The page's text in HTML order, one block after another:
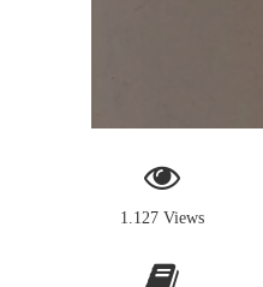
1.127 Views